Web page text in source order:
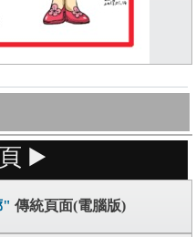
▶️
" 傳統頁面(電腦版)